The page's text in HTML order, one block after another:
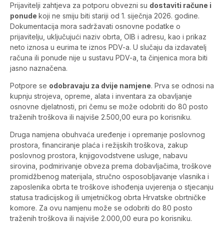
Prijavitelji zahtjeva za potporu obvezni su dostaviti račune i
ponude koji ne smiju biti stariji od 1. siječnja 2026. godine.
Dokumentacija mora sadržavati osnovne podatke o
prijavitelju, uključujući naziv obrta, OIB i adresu, kao i prikaz
neto iznosa u eurima te iznos PDV-a. U slučaju da izdavatelj
računa ili ponude nije u sustavu PDV-a, ta činjenica mora biti
jasno naznačena.
Potpore se odobravaju za dvije namjene. Prva se odnosi na
kupnju strojeva, opreme, alata i inventara za obavljanje
osnovne djelatnosti, pri čemu se može odobriti do 80 posto
traženih troškova ili najviše 2.500,00 eura po korisniku.
Druga namjena obuhvaća uređenje i opremanje poslovnog
prostora, financiranje plaća i režijskih troškova, zakup
poslovnog prostora, knjigovodstvene usluge, nabavu
sirovina, podmirivanje obveza prema dobavljačima, troškove
promidžbenog materijala, stručno osposobljavanje vlasnika i
zaposlenika obrta te troškove ishođenja uvjerenja o stjecanju
statusa tradicijskog ili umjetničkog obrta Hrvatske obrtničke
komore. Za ovu namjenu može se odobriti do 80 posto
traženih troškova ili najviše 2.000,00 eura po korisniku.